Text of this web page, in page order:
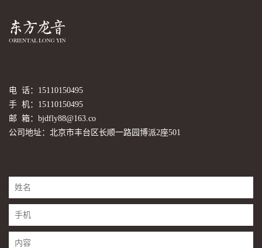
电 话：15110150495
手 机：15110150495
邮 箱：bjdfly88@163.co
公司地址：北京市丰台区长顺一路园博派2座501